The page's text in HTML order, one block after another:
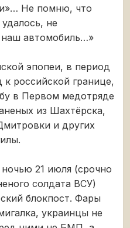
Не помню, что
не
наш автомобиль…»
эпопеи, в период
российской границе,
в Первом медотряде
из Шахтёрска,
и других
21 июля (срочно
солдата ВСУ)
блокпост. Фары
украинцы не